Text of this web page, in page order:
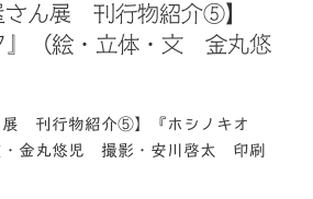
さん展 刊行物紹介⑤】
』（絵・立体・文 金丸悠
展 刊行物紹介⑤】『ホシノキオ
・金丸悠児 撮影・安川啓太 印刷